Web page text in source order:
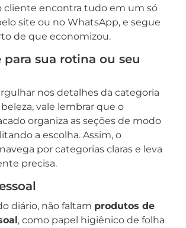
cliente encontra tudo em um só
site ou no WhatsApp, e segue
de que economizou.
para sua rotina ou seu
nos detalhes da categoria
vale lembrar que o
organiza as seções de modo
a escolha. Assim, o
por categorias claras e leva
precisa.
diário, não faltam produtos de
, como papel higiênico de folha